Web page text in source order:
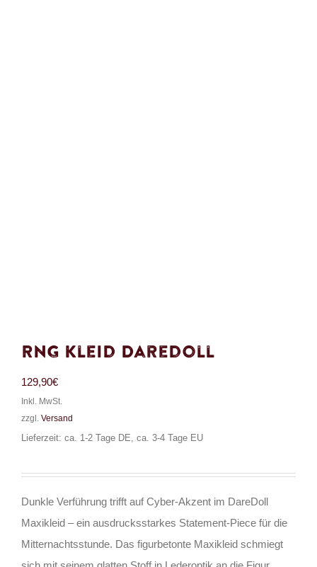
RNG Kleid Daredoll
129,90€
Inkl. MwSt.
zzgl. Versand
Lieferzeit: ca. 1-2 Tage DE, ca. 3-4 Tage EU
Dunkle Verführung trifft auf Cyber-Akzent im DareDoll
Maxikleid – ein ausdrucksstarkes Statement-Piece für die
Mitternachtsstunde. Das figurbetonte Maxikleid schmiegt